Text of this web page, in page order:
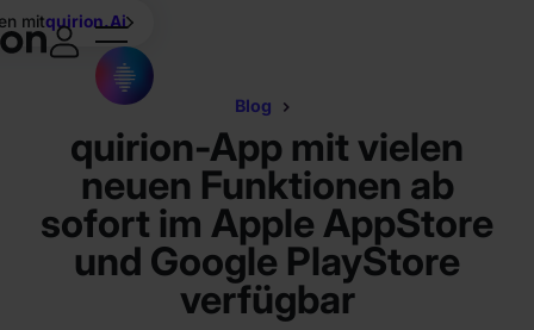
mitquirion.Ai
Blog
quirion-App mit vielen
neuen Funktionen ab
sofort im Apple AppStore
und Google PlayStore
verfügbar